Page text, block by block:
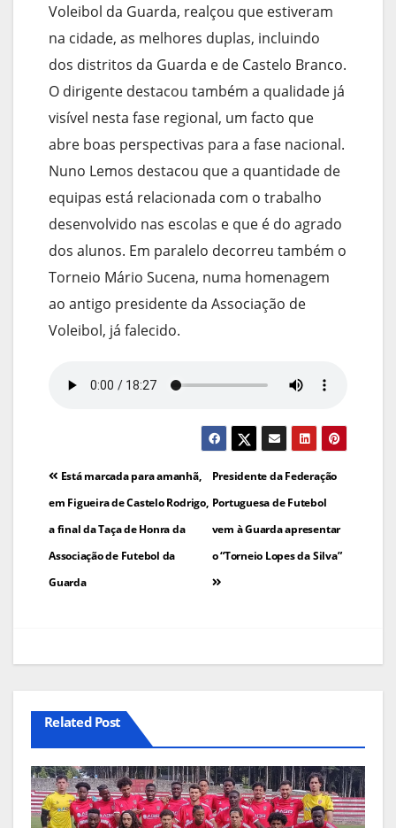
Voleibol da Guarda, realçou que estiveram
na cidade, as melhores duplas, incluindo
dos distritos da Guarda e de Castelo Branco.
O dirigente destacou também a qualidade já
visível nesta fase regional, um facto que
abre boas perspectivas para a fase nacional.
Nuno Lemos destacou que a quantidade de
equipas está relacionada com o trabalho
desenvolvido nas escolas e que é do agrado
dos alunos. Em paralelo decorreu também o
Torneio Mário Sucena, numa homenagem
ao antigo presidente da Associação de
Voleibol, já falecido.
Navegação
de
artigos
Presidente da Federação
Portuguesa de Futebol
vem à Guarda apresentar
o “Torneio Lopes da Silva”
Está marcada para amanhã,
em Figueira de Castelo Rodrigo,
a final da Taça de Honra da
Associação de Futebol da
Guarda
Related Post